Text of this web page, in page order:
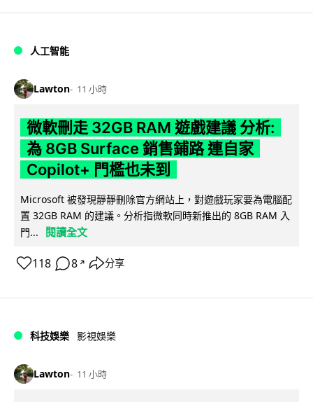
人工智能
Lawton 11 小時
微軟刪走 32GB RAM 遊戲建議 分析:
為 8GB Surface 銷售鋪路 連自家
Copilot+ 門檻也未到
Microsoft 被發現靜靜刪除官方網站上，對遊戲玩家要為電腦配
置 32GB RAM 的建議。分析指微軟同時新推出的 8GB RAM 入
門...
閱讀全文
118 8 ↗ 分享
科技娛樂 影視娛樂
Lawton 11 小時